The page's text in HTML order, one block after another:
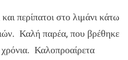
περίπατοι στο λιμάνι κάτω
Καλή παρέα, που βρέθηκε
Καλοπροαίρετα